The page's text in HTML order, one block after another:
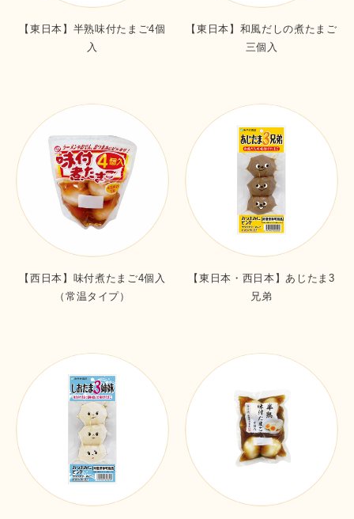
【東日本】半熟味付たまご4個
入
【東日本】和風だしの煮たまご
三個入
【西日本】味付煮たまご4個入
（常温タイプ）
【東日本・西日本】あじたま3
兄弟